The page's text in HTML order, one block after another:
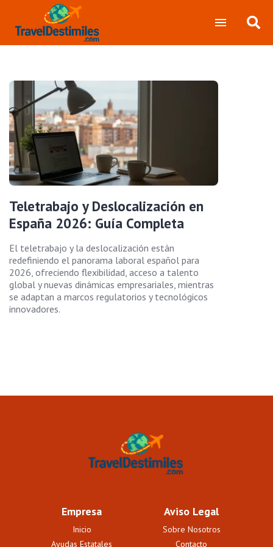
Teletrabajo y Deslocalización en
España 2026: Guía Completa
El teletrabajo y la deslocalización están
redefiniendo el panorama laboral español para
2026, ofreciendo flexibilidad, acceso a talento
global y nuevas dinámicas empresariales, mientras
se adaptan a marcos regulatorios y tecnológicos
innovadores.
Empresa
Inicio
Ayudas Estatales
Aviso Legal
Sobre Nosotros
Contacto